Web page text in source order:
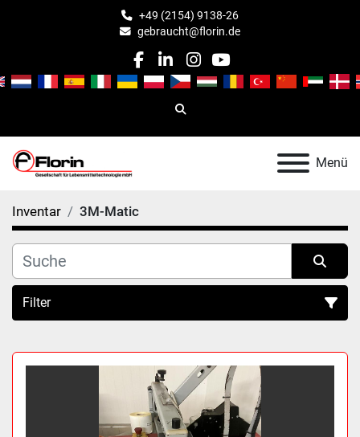
+49 (2154) 9138-26
gebraucht@florin.de
facebook
linkedin
instagram
youtube
Suche
Menü
Inventar 3M-Matic
Filter
Alle Kategorien
Sortieren nach